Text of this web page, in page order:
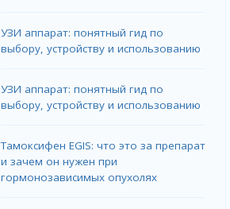
УЗИ аппарат: понятный гид по
выбору, устройству и использованию
УЗИ аппарат: понятный гид по
выбору, устройству и использованию
Тамоксифен EGIS: что это за препарат
и зачем он нужен при
гормонозависимых опухолях